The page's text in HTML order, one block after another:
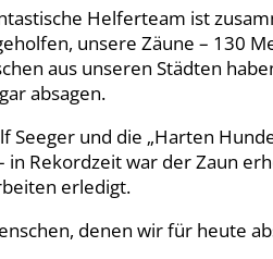
Helferteam ist
unsere Zäune – 130
aus unseren Städten
absagen.
und die „Harten
in Rekordzeit war der Zaun
erledigt.
denen wir für heute